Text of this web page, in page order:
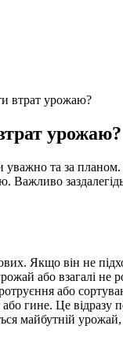
втрат урожаю?
урожаю?
та за
Важливо
Якщо він не
або взагалі
або
гине. Це відразу
майбутній